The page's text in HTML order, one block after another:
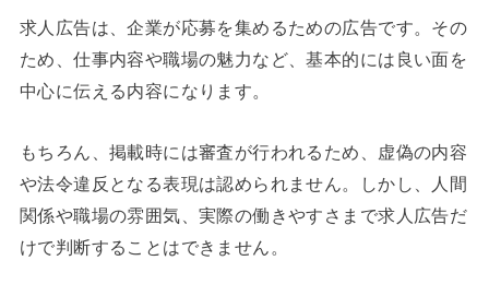
求人広告は、企業が応募を集めるための広告です。その
ため、仕事内容や職場の魅力など、基本的には良い面を
中心に伝える内容になります。
もちろん、掲載時には審査が行われるため、虚偽の内容
や法令違反となる表現は認められません。しかし、人間
関係や職場の雰囲気、実際の働きやすさまで求人広告だ
けで判断することはできません。